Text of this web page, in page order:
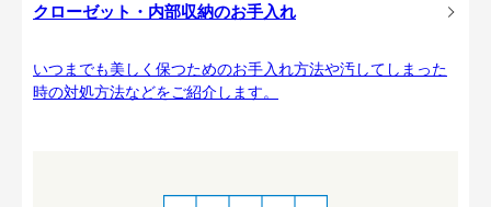
クローゼット・内部収納のお手入れ
いつまでも美しく保つためのお手入れ方法や汚してしまった
時の対処方法などをご紹介します。